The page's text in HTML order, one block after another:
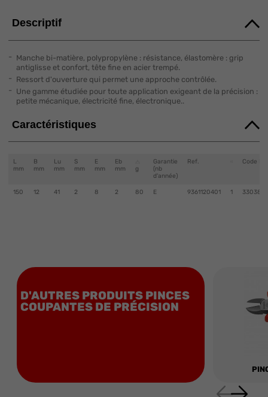
Descriptif
Manche bi-matière, polypropylène : résistance, élastomère : grip
antiglisse et confort, tête fine en acier trempé.
Ressort d'ouverture qui permet une approche contrôlée.
Une gamme étudiée pour toute application exigeant de la précision :
petite mécanique, électricité fine, électronique..
Caractéristiques
L
mm
B
mm
Lu
mm
S
mm
E
mm
Eb
mm
g
Garantie
(nb
d'année)
Ref. Code
150 12 41 2 8 2 80 E 9361120401 1
D'AUTRES PRODUITS PINCES
COUPANTES DE PRÉCISION